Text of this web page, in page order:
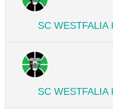
SC WESTFALIA
SC WESTFALIA